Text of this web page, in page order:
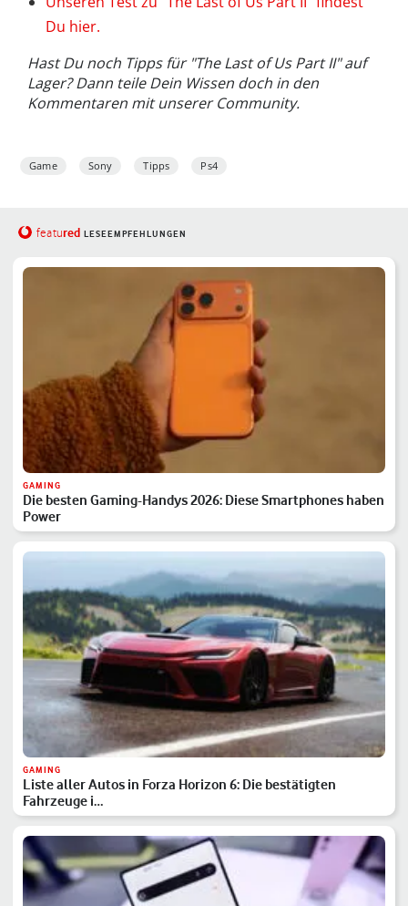
Du hier.
Hast Du noch Tipps für "The Last of Us Part II" auf
Lager? Dann teile Dein Wissen doch in den
Kommentaren mit unserer Community.
Game Sony Tipps Ps4
featured LESEEMPFEHLUNGEN
GAMING
Die besten Gaming-Handys 2026: Diese Smartphones haben
Power
GAMING
Liste aller Autos in Forza Horizon 6: Die bestätigten
Fahrzeuge i…